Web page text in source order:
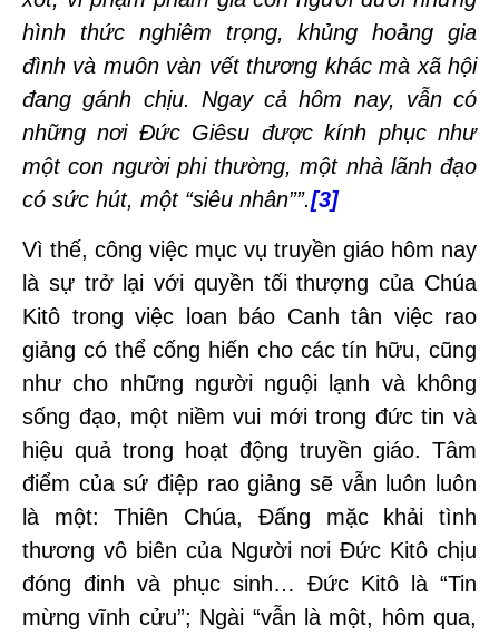
hình thức nghiêm trọng, khủng hoảng gia
đình và muôn vàn vết thương khác mà xã hội
đang gánh chịu. Ngay cả hôm nay, vẫn có
những nơi Đức Giêsu được kính phục như
một con người phi thường, một nhà lãnh đạo
có sức hút, một “siêu nhân””.[3]
Vì thế, công việc mục vụ truyền giáo hôm nay
là sự trở lại với quyền tối thượng của Chúa
Kitô trong việc loan báo Canh tân việc rao
giảng có thể cống hiến cho các tín hữu, cũng
như cho những người nguội lạnh và không
sống đạo, một niềm vui mới trong đức tin và
hiệu quả trong hoạt động truyền giáo. Tâm
điểm của sứ điệp rao giảng sẽ vẫn luôn luôn
là một: Thiên Chúa, Đấng mặc khải tình
thương vô biên của Người nơi Đức Kitô chịu
đóng đinh và phục sinh… Đức Kitô là “Tin
mừng vĩnh cửu”; Ngài “vẫn là một, hôm qua,